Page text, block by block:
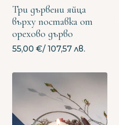
Три дървени яйца
върху поставка от
орехово дърво
55,00 €/ 107,57 лв.